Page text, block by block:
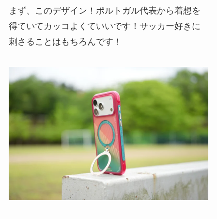
まず、このデザイン！ポルトガル代表から着想を
得ていてカッコよくていいです！サッカー好きに
刺さることはもちろんです！